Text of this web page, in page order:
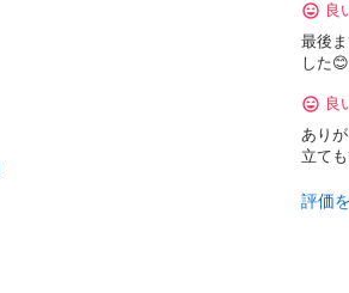
良
最後
した😊
良
あり
立て
評価